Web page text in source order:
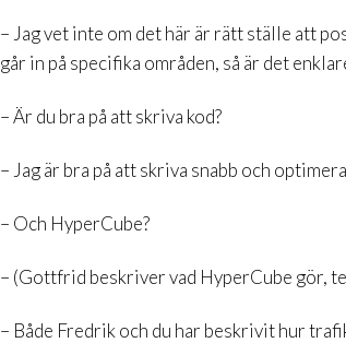
– Jag vet inte om det här är rätt ställe att
går in på specifika områden, så är det
– Är du bra på att skriva kod?
– Jag är bra på att skriva snabb och
– Och HyperCube?
– (Gottfrid beskriver vad HyperCube gör,
– Både Fredrik och du har beskrivit hur